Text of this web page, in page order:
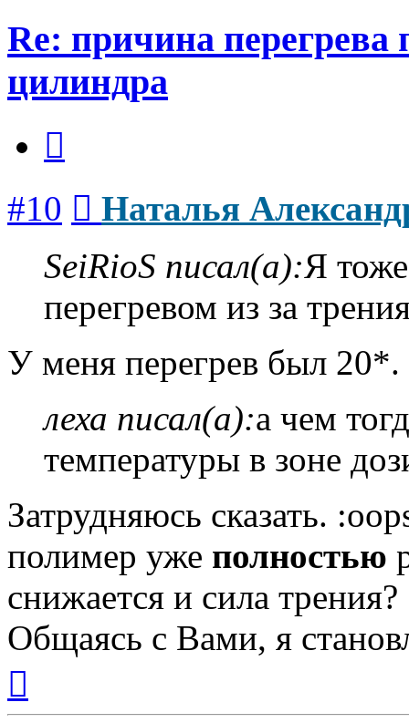
Re: причина перегрева
цилиндра
#10
Наталья
SeiRioS писал(а):Я
перегревом из за
У меня перегрев был 20*.
леха писал(а):а чем
температуры в зоне
Затрудняюсь сказать.
полимер уже полностью
снижается и сила трения?
Общаясь с Вами, я
началу